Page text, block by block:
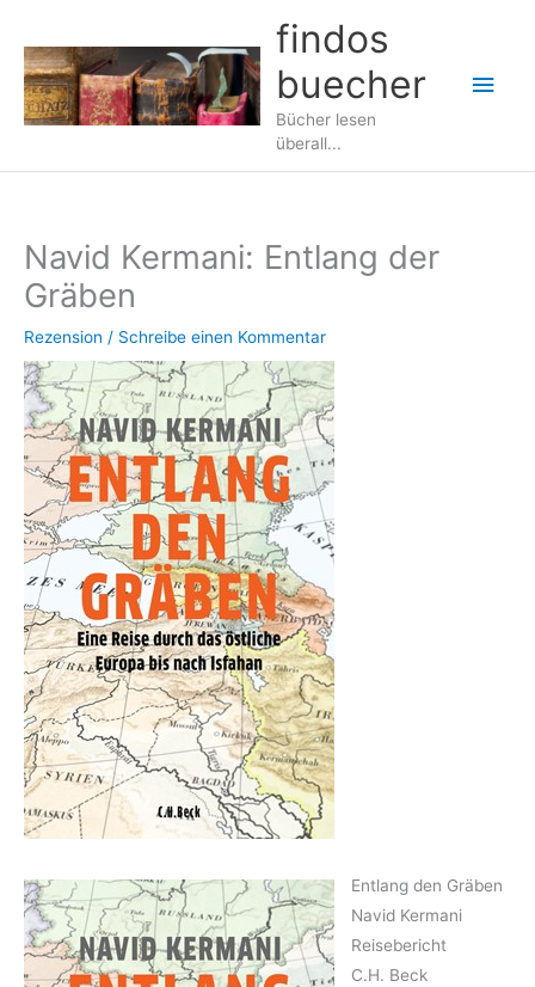
Inhalt
springen
findos
buecher
Bücher lesen
überall...
Navid Kermani: Entlang der
Gräben
Rezension / Schreibe einen Kommentar
Entlang den Gräben
Navid Kermani
Reisebericht
C.H. Beck